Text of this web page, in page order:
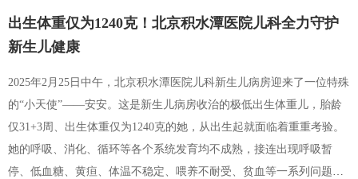
自体血回输的强力保障下，成功控制出血点，患者生命体征得以稳
定。正当首台手术紧张进行时，另一名71岁女性患者的增强CT和连续
床旁彩超动态监测提示腹腔空腔脏器损伤可能。蔡轩医生刚结束第一
台手术便立即投入第二台抢救，通过腹腔镜探查确诊患者回肠完全断
裂合并多发肠系膜损伤。医疗团队沉着应对，顺利完成回盲部切除和
消化道重建手术，将患者从死亡线上拉回。在这场持续至次日午后的
出生体重仅为1240克！北京积水潭医院儿科全力守护
新生儿健康
2025年2月25日中午，北京积水潭医院儿科新生儿病房迎来了一位特殊
的“小天使”——安安。这是新生儿病房收治的极低出生体重儿，胎龄
仅31+3周、出生体重仅为1240克的她，从出生起就面临着重重考验。
她的呼吸、消化、循环等各个系统发育均不成熟，接连出现呼吸暂
停、低血糖、黄疸、体温不稳定、喂养不耐受、贫血等一系列问题。